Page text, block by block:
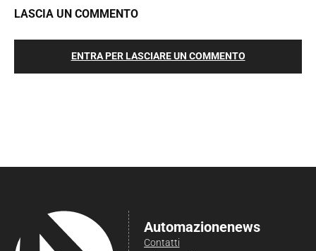
LASCIA UN COMMENTO
ENTRA PER LASCIARE UN COMMENTO
Automazionenews
Contatti